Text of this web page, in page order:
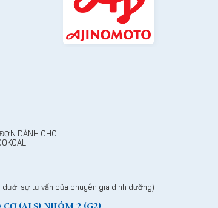
DÀNH CHO
sự tư vấn của chuyên gia dinh dưỡng)